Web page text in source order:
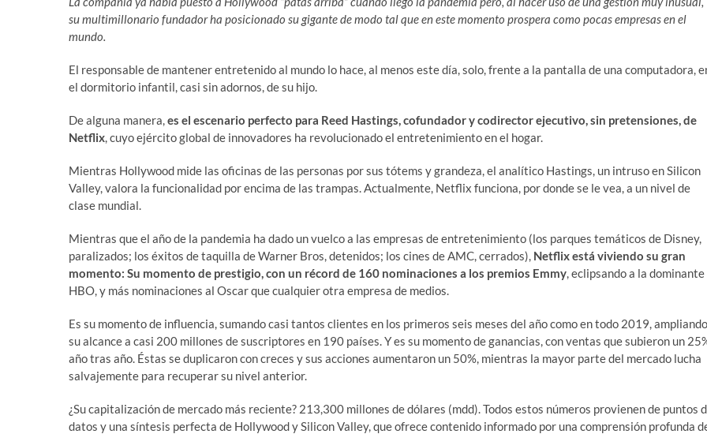
su multimillonario fundador ha posicionado su gigante de modo tal que en este momento prospera como pocas empresas en el
mundo.
El responsable de mantener entretenido al mundo lo hace, al menos este día, solo, frente a la pantalla de una computadora,
el dormitorio infantil, casi sin adornos, de su hijo.
De alguna manera,es el escenario perfecto para Reed Hastings, cofundador y codirector ejecutivo, sin pretensiones, de
Netflix, cuyo ejército global de innovadores ha revolucionado el entretenimiento en el hogar.
Mientras Hollywood mide las oficinas de las personas por sus tótems y grandeza, el analítico Hastings, un intruso en Silicon
Valley, valora la funcionalidad por encima de las trampas. Actualmente, Netflix funciona, por donde se le vea, a un nivel de
clase mundial.
Mientras que el año de la pandemia ha dado un vuelco a las empresas de entretenimiento (los parques temáticos de Disney,
paralizados; los éxitos de taquilla de Warner Bros, detenidos; los cines de AMC, cerrados), Netflix está viviendo su gran
momento: Su momento de prestigio, con un récord de 160 nominaciones a los premios Emmy, eclipsando a la dominante
HBO, y más nominaciones al Oscar que cualquier otra empresa de medios.
Es su momento de influencia, sumando casi tantos clientes en los primeros seis meses del año como en todo 2019, ampliando
su alcance a casi 200 millones de suscriptores en 190 países. Y es su momento de ganancias, con ventas que subieron un
año tras año. Éstas se duplicaron con creces y sus acciones aumentaron un 50%, mientras la mayor parte del mercado lucha
salvajemente para recuperar su nivel anterior.
¿Su capitalización de mercado más reciente? 213,300 millones de dólares (mdd). Todos estos números provienen de puntos
datos y una síntesis perfecta de Hollywood y Silicon Valley, que ofrece contenido informado por una comprensión profunda